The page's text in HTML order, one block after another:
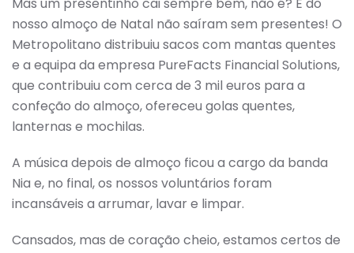
Mas um presentinho cai sempre bem, não é? E do
nosso almoço de Natal não saíram sem presentes! O
Metropolitano distribuiu sacos com mantas quentes
e a equipa da empresa PureFacts Financial Solutions,
que contribuiu com cerca de 3 mil euros para a
confeção do almoço, ofereceu golas quentes,
lanternas e mochilas.
A música depois de almoço ficou a cargo da banda
Nia e, no final, os nossos voluntários foram
incansáveis a arrumar, lavar e limpar.
Cansados, mas de coração cheio, estamos certos de